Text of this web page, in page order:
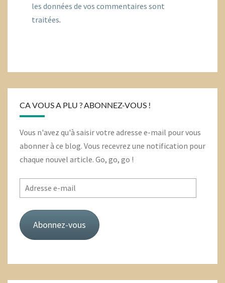
les données de vos commentaires sont
traitées.
CA VOUS A PLU ? ABONNEZ-VOUS !
Vous n'avez qu'à saisir votre adresse e-mail pour vous
abonner à ce blog. Vous recevrez une notification pour
chaque nouvel article. Go, go, go !
Adresse
e-
mail
Abonnez-vous